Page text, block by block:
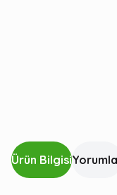
Ürün Bilgisi